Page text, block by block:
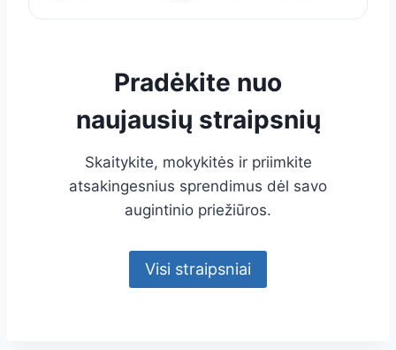
Pradėkite nuo
naujausių straipsnių
Skaitykite, mokykitės ir priimkite
atsakingesnius sprendimus dėl savo
augintinio priežiūros.
Visi straipsniai